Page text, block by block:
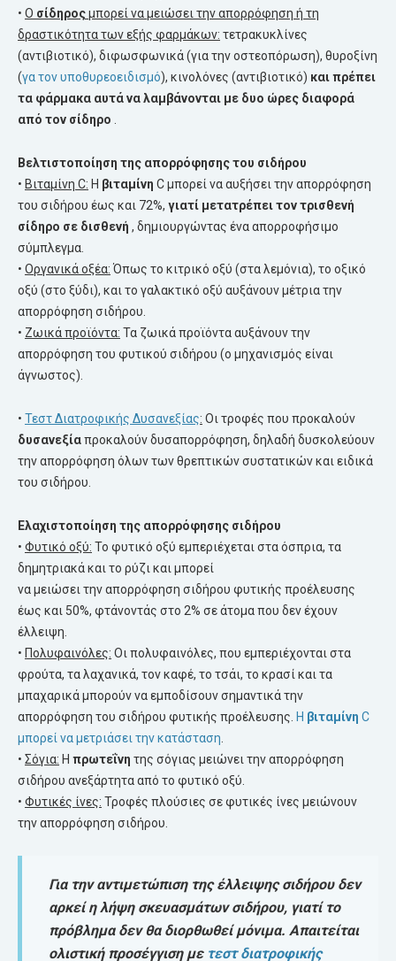
• Ο σίδηροςμπορεί να μειώσει την απορρόφηση ή τη
δραστικότητα των εξής φαρμάκων: τετρακυκλίνες
(αντιβιοτικό), διφωσφωνικά (για την οστεοπόρωση), θυροξίνη
(γα τον υποθυρεοειδισμό), κινολόνες (αντιβιοτικό) και πρέπει
τα φάρμακα αυτά να λαμβάνονται με δυο ώρες διαφορά
από τον σίδηρο
Βελτιστοποίηση της απορρόφησης του σιδήρου
• Βιταμίνη C: Η βιταμίνη C μπορεί να αυξήσει την απορρόφηση
του σιδήρου έως και 72%, γιατί μετατρέπει τον τρισθενή
σίδηρο σε δισθενή , δημιουργώντας ένα απορροφήσιμο
σύμπλεγμα.
• Οργανικά οξέα: Όπως το κιτρικό οξύ (στα λεμόνια), το οξικό
οξύ (στο ξύδι), και το γαλακτικό οξύ αυξάνουν μέτρια την
απορρόφηση σιδήρου.
• Ζωικά προϊόντα: Τα ζωικά προϊόντα αυξάνουν την
απορρόφηση του φυτικού σιδήρου (ο μηχανισμός είναι
άγνωστος).
• Τεστ Διατροφικής Δυσανεξίας: Οι τροφές που προκαλούν
δυσανεξίαπροκαλούν δυσαπορρόφηση, δηλαδή δυσκολεύουν
την απορρόφηση όλων των θρεπτικών συστατικών και ειδικά
του σιδήρου.
Ελαχιστοποίηση της απορρόφησης σιδήρου
• Φυτικό οξύ: Το φυτικό οξύ εμπεριέχεται στα όσπρια, τα
δημητριακά και το ρύζι και μπορεί
να μειώσει την απορρόφηση σιδήρου φυτικής προέλευσης
έως και 50%, φτάνοντάς στο 2% σε άτομα που δεν έχουν
έλλειψη.
• Πολυφαινόλες: Οι πολυφαινόλες, που εμπεριέχονται στα
φρούτα, τα λαχανικά, τον καφέ, το τσάι, το κρασί και τα
μπαχαρικά μπορούν να εμποδίσουν σημαντικά την
απορρόφηση του σιδήρου φυτικής προέλευσης. Η βιταμίνη C
μπορεί να μετριάσει την κατάσταση
• Σόγια: Η πρωτεΐνη της σόγιας μειώνει την απορρόφηση
σιδήρου ανεξάρτητα από το φυτικό οξύ.
• Φυτικές ίνες: Τροφές πλούσιες σε φυτικές ίνες μειώνουν
την απορρόφηση σιδήρου.
Για την αντιμετώπιση της έλλειψης σιδήρου δεν
αρκεί η λήψη σκευασμάτων σιδήρου, γιατί το
πρόβλημα δεν θα διορθωθεί μόνιμα. Απαιτείται
ολιστική προσέγγιση με τεστ διατροφικής